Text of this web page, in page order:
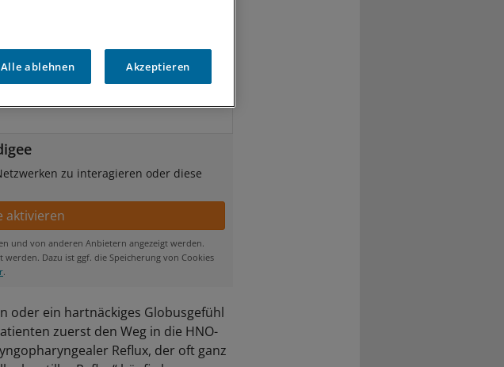
zu interagieren oder diese
und von anderen Anbietern angezeigt werden.
Dazu ist ggf. die Speicherung von Cookies
.
oder ein hartnäckiges Globusgefühl
zuerst den Weg in die HNO-
Reflux, der oft ganz
Alle ablehnen Akzeptieren